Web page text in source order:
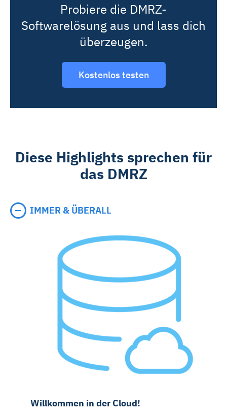
Probiere die DMRZ-
Softwarelösung aus und lass dich
überzeugen.
Kostenlos testen
Diese Highlights sprechen für
das DMRZ
IMMER & ÜBERALL
Willkommen in der Cloud!